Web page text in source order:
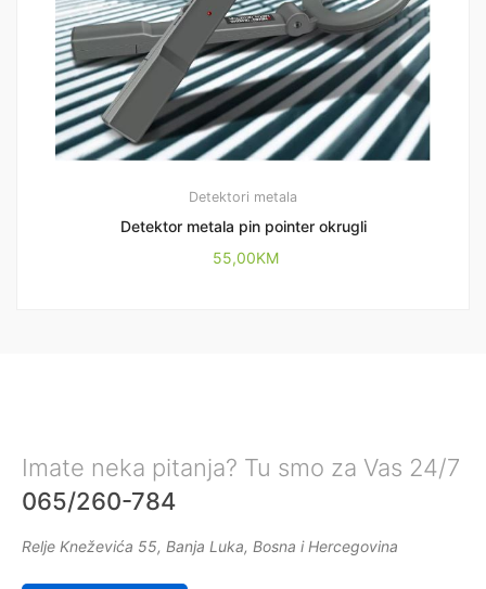
Detektori metala
Detektor metala pin pointer okrugli
55,00KM
Imate neka pitanja? Tu smo za Vas 24/7
065/260-784
Relje Kneževića 55, Banja Luka, Bosna i Hercegovina